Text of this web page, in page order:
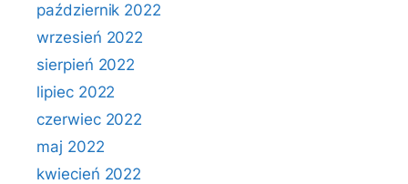
październik 2022
wrzesień 2022
sierpień 2022
lipiec 2022
czerwiec 2022
maj 2022
kwiecień 2022